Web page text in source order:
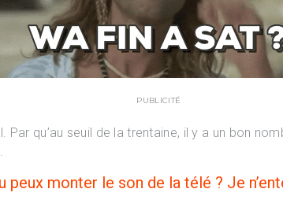
PUBLICITÉ
Par qu’au seuil de la trentaine, il y a un bon
peux monter le son de la télé ? Je